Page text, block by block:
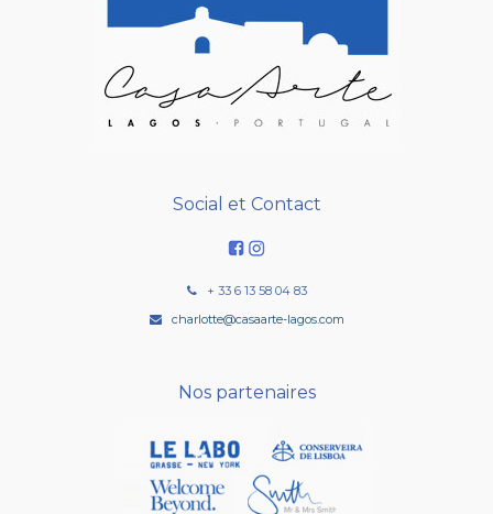
Social et Contact
+ 33 6 13 58 04 83
charlotte@casaarte-lagos.com
Nos partenaires